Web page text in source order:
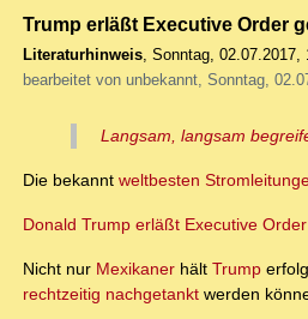
Trump erläßt Executive Order
Literaturhinweis, Sonntag, 02.07.2017,
bearbeitet von unbekannt, Sonntag,
Langsam, langsam
Die bekannt weltbesten
Donald Trump erläßt Executive
Nicht nur Mexikaner hält Trump
rechtzeitig nachgetankt werden